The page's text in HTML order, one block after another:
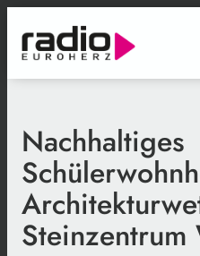
Nachhaltiges
Steinzentrum